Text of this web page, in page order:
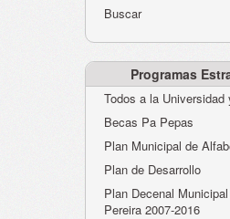
Evaluación desempeño
Humano-Cesantías
Buscar
Programas
Todos a la Universidad
Becas Pa Pepas
Plan Municipal de
Plan de Desarrollo
Plan Decenal
Pereira 2007-2016